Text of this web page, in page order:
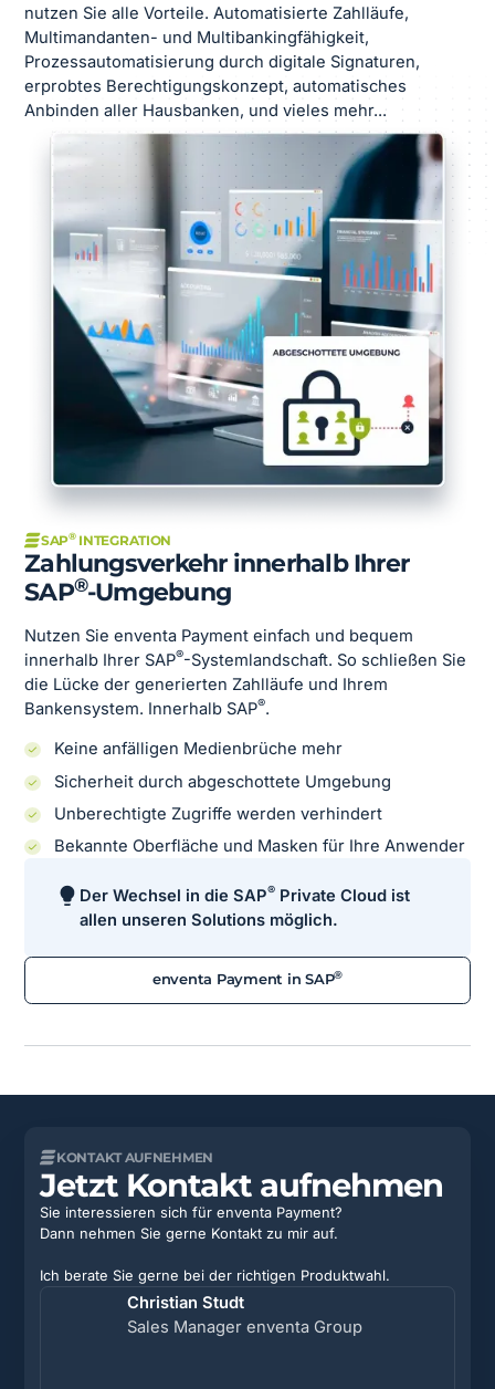
nutzen Sie alle Vorteile. Automatisierte Zahlläufe,
Multimandanten- und Multibankingfähigkeit,
Prozessautomatisierung durch digitale Signaturen,
erprobtes Berechtigungskonzept, automatisches
Anbinden aller Hausbanken, und vieles mehr...
SAP®INTEGRATION
Zahlungsverkehr innerhalb Ihrer
SAP®-Umgebung
Nutzen Sie enventa Payment einfach und bequem
innerhalb Ihrer SAP®-Systemlandschaft. So schließen Sie
die Lücke der generierten Zahlläufe und Ihrem
Bankensystem. Innerhalb SAP®.
Keine anfälligen Medienbrüche mehr
Sicherheit durch abgeschottete Umgebung
Unberechtigte Zugriffe werden verhindert
Bekannte Oberfläche und Masken für Ihre Anwender
Der Wechsel in die SAP®Private Cloud ist
allen unseren Solutions möglich.
enventa Payment in SAP®
KONTAKT AUFNEHMEN
Jetzt Kontakt aufnehmen
Sie interessieren sich für enventa Payment?
Dann nehmen Sie gerne Kontakt zu mir auf.
Ich berate Sie gerne bei der richtigen Produktwahl.
Christian Studt
Sales Manager enventa Group